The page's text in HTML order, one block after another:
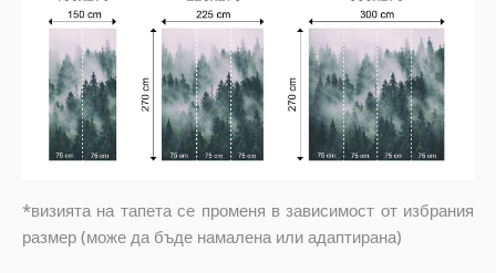
*визията на тапета се променя в зависимост от избрания
размер (може да бъде намалена или адаптирана)